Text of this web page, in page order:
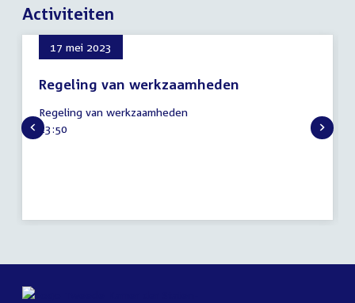
Activiteiten
17 mei 2023
Regeling van werkzaamheden
mei
2023
Regeling van werkzaamheden
Tijd
13:50